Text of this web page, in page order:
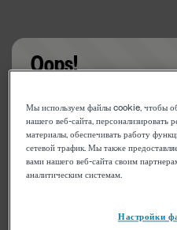
Oops!
Something went wrong.
app
Мы используем файлы cookie, чтобы
нашего веб-сайта, персонализировать
материалы, обеспечивать работу
сетевой трафик. Мы также
вами нашего веб-сайта своим
аналитическим системам.
Настройки